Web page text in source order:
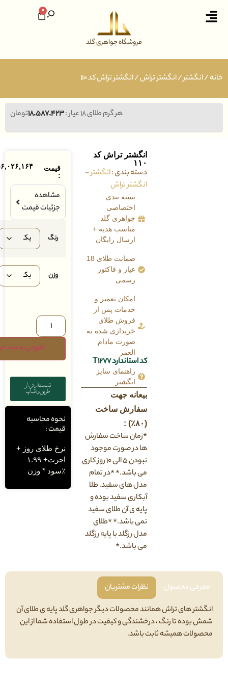
فروشگاه جواهری گلد
/انگشتر تراش/ انگشتر تراش کد ۱۱۰
تومان۱۸,۵۸۷,۴۲۳ هر گرم طلای ۱۸ عیار :
۵۶,۰۲۶,۱۶۴ تومان
:
جزئیات قیمت
افزودن به سبد خرید
نحوه محاسبه
قیمت :
نرخ طلای روز +
اجرت+ ۱.۹۹
٪سود * وزن
انگشتر تراش کد
دسته بندی :انگشتر–
انگشتر تراش
بسته بندی
اختصاصی
جواهری گلد
مناسب هدیه +
ارسال رایگان
ضمانت طلای 18
عیار و فاکتور
امکان تعمیر و
خدمات پس از
فروش طلای
خریداری شده به
صورت مادام
کد استاندارد T1277
راهنمای سایز
انگشتر
بیعانه جهت
سفارش ساخت
*زمان ساخت سفارش
ها در صورت موجود
نبودن ۵ الی ۱۰ روز کاری
می باشد.* *در تمام
مدل های سفید، طلا
آبکاری سفید بوده و
پایه ی آن طلای سفید
نمی باشد.* *طلای
مدل رزگلد با پایه رزگلد
می باشد.*
محصول
نظرات مشتریان
های تراش همانند محصولات دیگر جواهری گلد پایه ی طلای آن
تا رنگ ، درخشندگی و کیفیت در طول استفاده شما از این
همیشه ثابت باشد.